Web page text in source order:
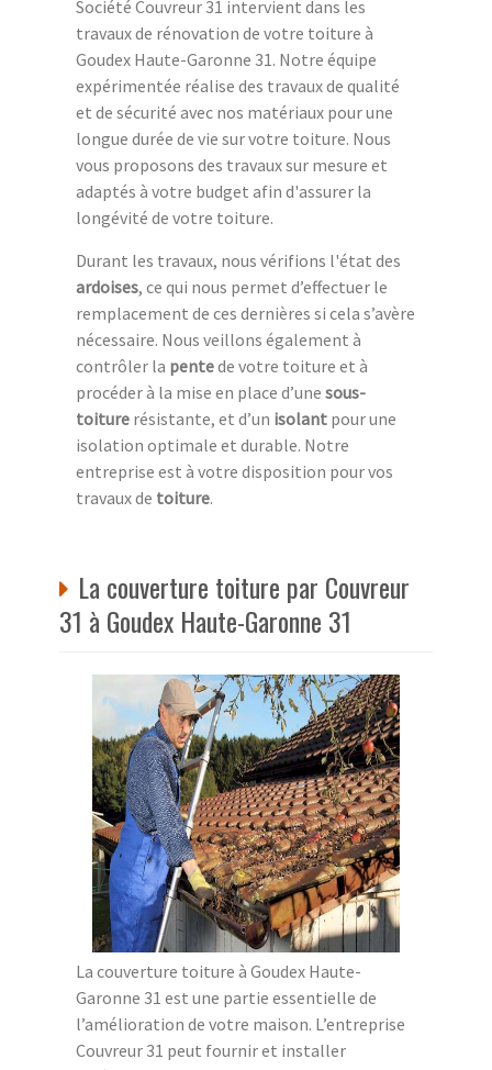
Société Couvreur 31 intervient dans les
travaux de rénovation de votre toiture à
Goudex Haute-Garonne 31. Notre équipe
expérimentée réalise des travaux de qualité
et de sécurité avec nos matériaux pour une
longue durée de vie sur votre toiture. Nous
vous proposons des travaux sur mesure et
adaptés à votre budget afin d'assurer la
longévité de votre toiture.
Durant les travaux, nous vérifions l'état des
ardoises, ce qui nous permet d’effectuer le
remplacement de ces dernières si cela s’avère
nécessaire. Nous veillons également à
contrôler la pentede votre toiture et à
procéder à la mise en place d’une sous-
toiture résistante, et d’un isolant pour une
isolation optimale et durable. Notre
entreprise est à votre disposition pour vos
travaux de toiture.
La couverture toiture par Couvreur
31 à Goudex Haute-Garonne 31
La couverture toiture à Goudex Haute-
Garonne 31 est une partie essentielle de
l’amélioration de votre maison. L’entreprise
Couvreur 31 peut fournir et installer